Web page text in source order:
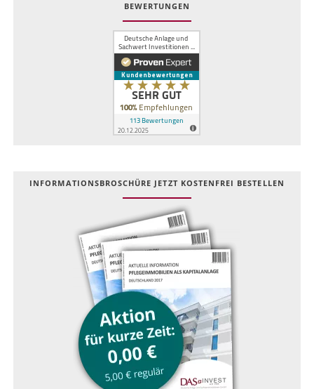
BEWERTUNGEN
INFOR­MATIONS­BROSCHÜRE JETZT KOSTEN­FREI BESTELLEN